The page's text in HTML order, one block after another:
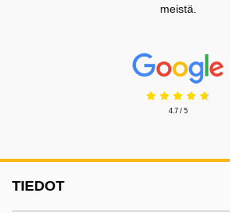
meistä.
Prisjakt
4.7 / 5
TIEDOT